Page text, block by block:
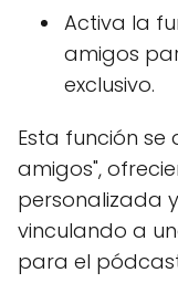
Activa la
amigos
exclusivo.
Esta función se
amigos",
personalizada
vinculando a
para el pódcast